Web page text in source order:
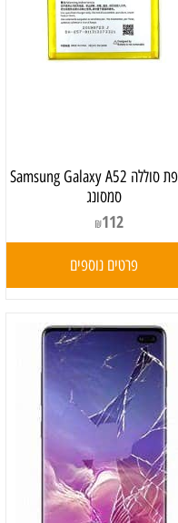
‏החלפת סוללה Samsung Galaxy A52
סמסונג
₪112
פרטים נוספים